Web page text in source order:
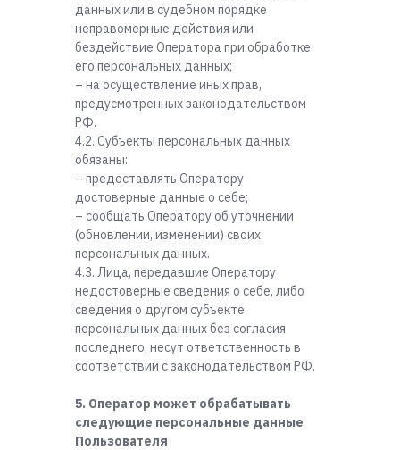
данных или в судебном порядке
неправомерные действия или
бездействие Оператора при обработке
его персональных данных;
– на осуществление иных прав,
предусмотренных законодательством
РФ.
4.2. Субъекты персональных данных
обязаны:
– предоставлять Оператору
достоверные данные о себе;
– сообщать Оператору об уточнении
(обновлении, изменении) своих
персональных данных.
4.3. Лица, передавшие Оператору
недостоверные сведения о себе, либо
сведения о другом субъекте
персональных данных без согласия
последнего, несут ответственность в
соответствии с законодательством РФ.
5. Оператор может обрабатывать
следующие персональные данные
Пользователя